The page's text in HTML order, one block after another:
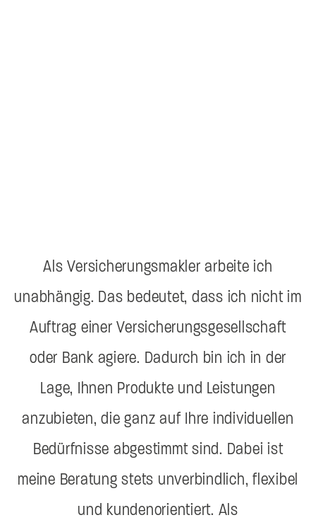
Als Versicherungsmakler arbeite ich
unabhängig. Das bedeutet, dass ich nicht im
Auftrag einer Versicherungsgesellschaft
oder Bank agiere. Dadurch bin ich in der
Lage, Ihnen Produkte und Leistungen
anzubieten, die ganz auf Ihre individuellen
Bedürfnisse abgestimmt sind. Dabei ist
meine Beratung stets unverbindlich, flexibel
und kundenorientiert. Als